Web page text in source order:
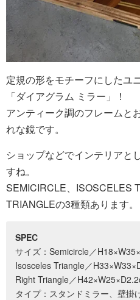
定規の形をモチーフにしたユ
「ダイアグラム ミラー」！
アンティーク調のフレームと
れな鏡です。
ショップなどでインテリアと
すね。
SEMICIRCLE、ISOSCELES
TRIANGLEの3種類あります。
SPEC
サイズ：Semicircle／
Isosceles Triangle／
Right Triangle／
タイプ：スタンドミラー、壁掛